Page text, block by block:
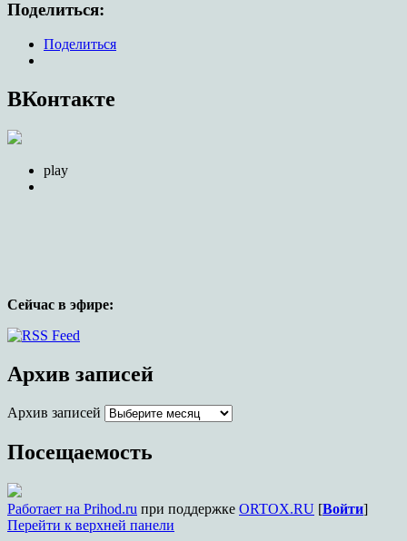
Поделиться:
Поделиться
ВКонтакте
play
Сейчас в эфире:
Официальный сайт прихода храма в
честь иконы Божией Матери,
именуемой Целительница, г.
Краснодара
Архив записей
Архив записей
Посещаемость
Работает на Prihod.ru при поддержке ORTOX.RU [Войти]
Перейти к верхней панели